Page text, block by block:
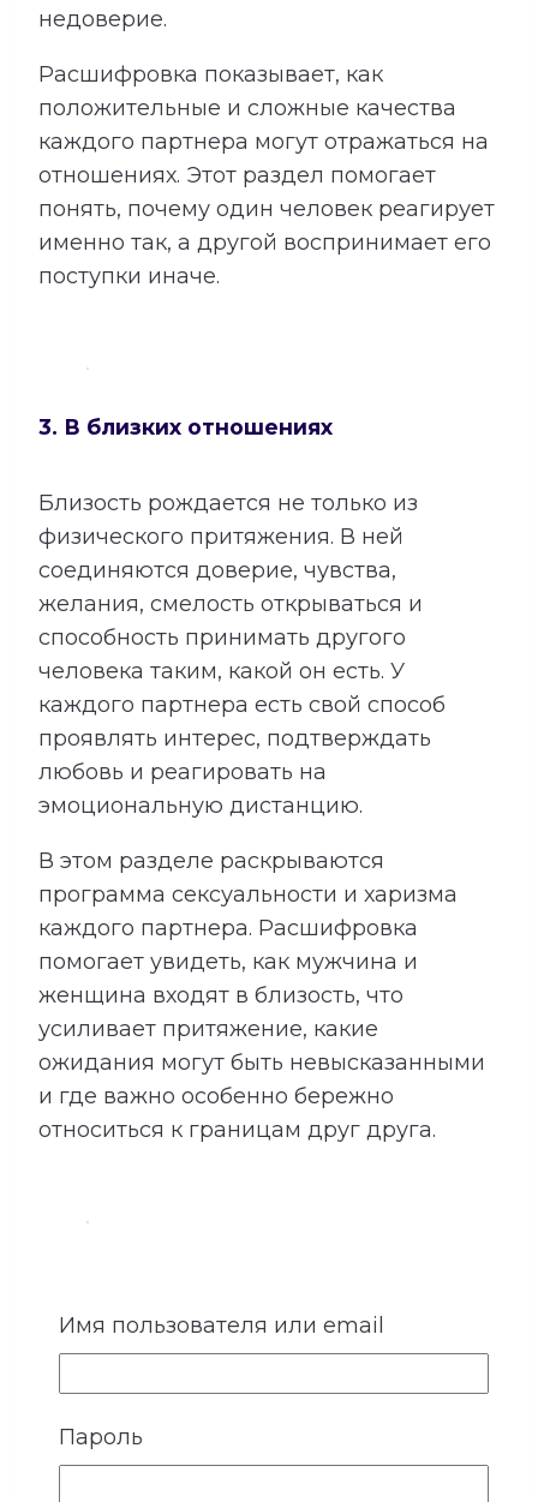
недоверие.
Расшифровка показывает, как
положительные и сложные качества
каждого партнера могут отражаться на
отношениях. Этот раздел помогает
понять, почему один человек реагирует
именно так, а другой воспринимает его
поступки иначе.
3. В близких отношениях
Близость рождается не только из
физического притяжения. В ней
соединяются доверие, чувства,
желания, смелость открываться и
способность принимать другого
человека таким, какой он есть. У
каждого партнера есть свой способ
проявлять интерес, подтверждать
любовь и реагировать на
эмоциональную дистанцию.
В этом разделе раскрываются
программа сексуальности и харизма
каждого партнера. Расшифровка
помогает увидеть, как мужчина и
женщина входят в близость, что
усиливает притяжение, какие
ожидания могут быть невысказанными
и где важно особенно бережно
относиться к границам друг друга.
У каждого человека существует
собственное представление о любви,
заботе и роли партнера. Кто-то
особенно нуждается в надежности и
Имя пользователя или email
Пароль